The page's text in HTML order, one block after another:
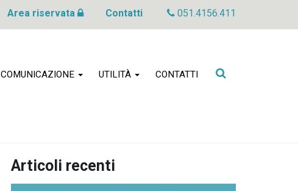
Area riservata Contatti 051.4156.411
COMUNICAZIONE UTILITÀ CONTATTI
Cerca
Articoli recenti